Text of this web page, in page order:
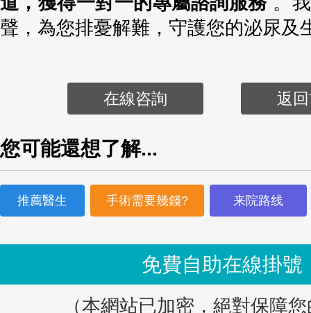
聲，為您排憂解難，守護您的泌尿及
在線咨詢 返
您可能還想了解...
推薦醫生 手術需要幾錢? 来院路线
免費自助在線掛號
（本網站已加密，絕對保障